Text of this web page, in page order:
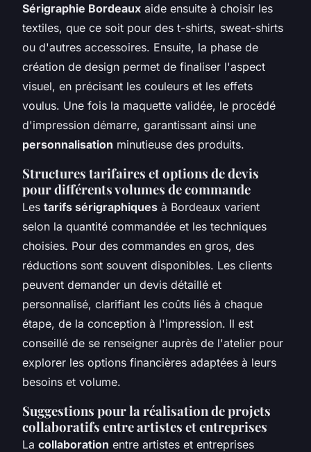
Sérigraphie Bordeaux aide ensuite à choisir les
textiles, que ce soit pour des t-shirts, sweat-shirts
ou d'autres accessoires. Ensuite, la phase de
création de design permet de finaliser l'aspect
visuel, en précisant les couleurs et les effets
voulus. Une fois la maquette validée, le procédé
d'impression démarre, garantissant ainsi une
personnalisation minutieuse des produits.
Structures tarifaires et options de devis
pour différents volumes de commande
Les tarifs sérigraphiques à Bordeaux varient
selon la quantité commandée et les techniques
choisies. Pour des commandes en gros, des
réductions sont souvent disponibles. Les clients
peuvent demander un devis détaillé et
personnalisé, clarifiant les coûts liés à chaque
étape, de la conception à l'impression. Il est
conseillé de se renseigner auprès de l'atelier pour
explorer les options financières adaptées à leurs
besoins et volume.
Suggestions pour la réalisation de projets
collaboratifs entre artistes et entreprises
La collaboration entre artistes et entreprises